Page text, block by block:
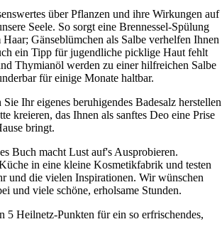
über Pflanzen und ihre Wirkungen auf
Seele. So sorgt eine Brennessel-Spülung
Gänseblümchen als Salbe verhelfen Ihnen
ein Tipp für jugendliche picklige Haut fehlt
Thymianöl werden zu einer hilfreichen Salbe
für einige Monate haltbar.
Ihr eigenes beruhigendes Badesalz herstellen
kreieren, das Ihnen als sanftes Deo eine Prise
bringt.
Buch macht Lust auf's Ausprobieren.
in eine kleine Kosmetikfabrik und testen
und die vielen Inspirationen. Wir wünschen
und viele schöne, erholsame Stunden.
5 Heilnetz-Punkten für ein so erfrischendes,